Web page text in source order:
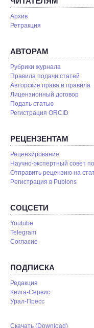
Архив
Ретракция
АВТОРАМ
Рубрики журнала
Правила подачи статей
Авторские права и правила
Лицензионный договор
Подать статью
Регистрация ORCID
РЕЦЕНЗЕНТАМ
Рецензирование
Научно-экспертный совет
Отправить рецензию на
Pегистрация в Publons
СОЦСЕТИ
Youtube
Telegram
Согласие
ПОДПИСКА
Редакция
Книга-Сервис
Урал-Пресс
Скачать (Download)